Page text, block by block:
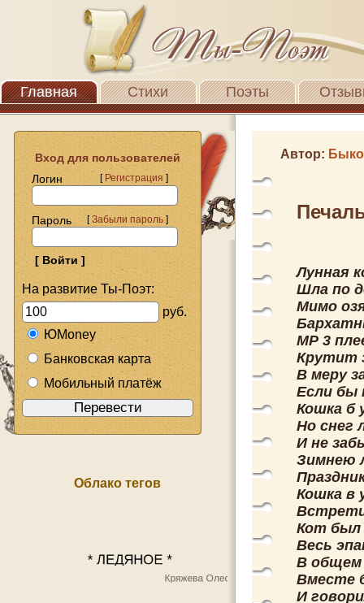
Главная Стихи Поэты
Вход для пользователей
Логин
[Регистрация]
Пароль [Забыли пароль]
На развитие Ты-Поэт:
руб.
ЮMoney
Банковская карта
Мобильный платёж
Облако тегов
Автор:
Лунная
Шла по
Мимо
МР 3
Крутит
В меру
Если бы
Кошка б
Но снег
И не
Зимнею
Кошка в
Кот был
Весь
В общем
Вместе
И